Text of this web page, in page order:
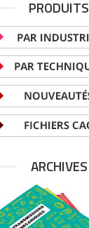
PRODUITS
ARCHIVES